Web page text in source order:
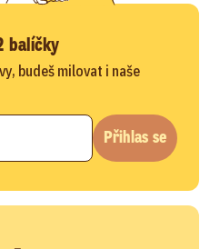
balíčky
budeš milovat i naše
Přihlas se